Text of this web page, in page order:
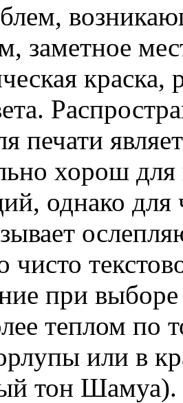
заметное
краска,
печати
хорош для
однако для
чисто
при
теплом
или в
тон Шамуа).